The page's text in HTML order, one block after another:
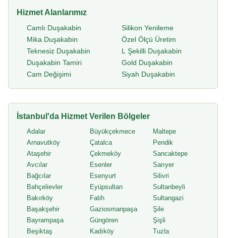
Hizmet Alanlarımız
Camlı Duşakabin
Mika Duşakabin
Teknesiz Duşakabin
Duşakabin Tamiri
Cam Değişimi
Silikon Yenileme
Özel Ölçü Üretim
L Şekilli Duşakabin
Gold Duşakabin
Siyah Duşakabin
İstanbul'da Hizmet Verilen Bölgeler
Adalar
Arnavutköy
Ataşehir
Avcılar
Bağcılar
Bahçelievler
Bakırköy
Başakşehir
Bayrampaşa
Beşiktaş
Büyükçekmece
Çatalca
Çekmeköy
Esenler
Esenyurt
Eyüpsultan
Fatih
Gaziosmanpaşa
Güngören
Kadıköy
Maltepe
Pendik
Sancaktepe
Sarıyer
Silivri
Sultanbeyli
Sultangazi
Şile
Şişli
Tuzla